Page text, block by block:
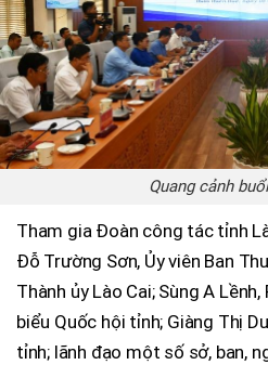
Quang cảnh
Tham gia Đoàn công tác tỉnh
Đỗ Trường Sơn, Ủy viên Ban
Thành ủy Lào Cai; Sùng A
biểu Quốc hội tỉnh; Giàng Thị
tỉnh; lãnh đạo một số sở, ban,